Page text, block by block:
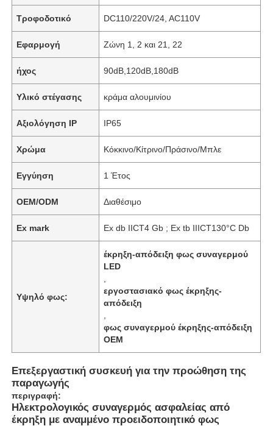
Τροφοδοτικό DC110/220V/24, AC110V
Εφαρμογή Ζώνη 1, 2 και 21, 22
ήχος 90dB,120dB,180dB
Υλικό στέγασης κράμα αλουμινίου
Αξιολόγηση IP IP65
Χρώμα Κόκκινο/Κίτρινο/Πράσινο/Μπλε
Εγγύηση 1 Έτος
OEM/ODM Διαθέσιμο
Ex mark Ex db IICT4 Gb ; Ex tb IIICT130°C Db
Υψηλό φως:
έκρηξη-απόδειξη φως συναγερμού
LED
εργοστασιακό φως έκρηξης-
απόδειξη
φως συναγερμού έκρηξης-απόδειξη
OEM
Επεξεργαστική συσκευή για την προώθηση της
παραγωγής
περιγραφή:
Ηλεκτρολογικός συναγερμός ασφαλείας από
έκρηξη με αναμμένο προειδοποιητικό φως